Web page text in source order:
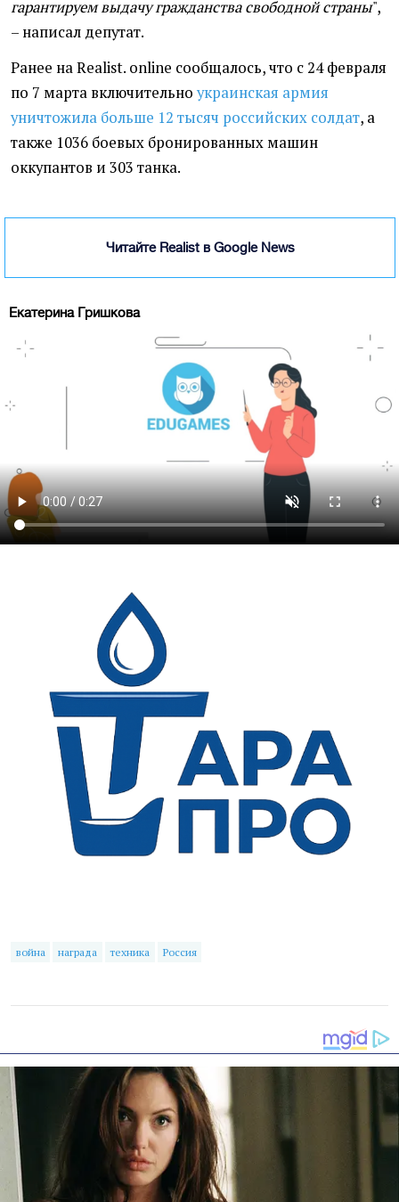
гарантируем выдачу гражданства свободной страны",
– написал депутат.
Ранее на Realist. online сообщалось, что с 24 февраля
по 7 марта включительно украинская армия
уничтожила больше 12 тысяч российских солдат, а
также 1036 боевых бронированных машин
оккупантов и 303 танка.
Читайте Realist в Google News
Екатерина Гришкова
война награда техника Россия